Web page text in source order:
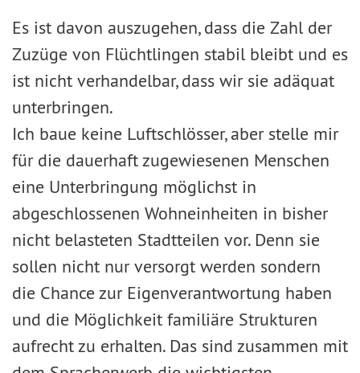
Es ist davon auszugehen, dass die Zahl der
Zuzüge von Flüchtlingen stabil bleibt und es
ist nicht verhandelbar, dass wir sie adäquat
unterbringen.
Ich baue keine Luftschlösser, aber stelle mir
für die dauerhaft zugewiesenen Menschen
eine Unterbringung möglichst in
abgeschlossenen Wohneinheiten in bisher
nicht belasteten Stadtteilen vor. Denn sie
sollen nicht nur versorgt werden sondern
die Chance zur Eigenverantwortung haben
und die Möglichkeit familiäre Strukturen
aufrecht zu erhalten. Das sind zusammen mit